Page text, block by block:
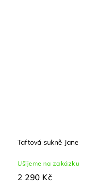
Taftová sukně Jane
Ušijeme na zakázku
2 290 Kč